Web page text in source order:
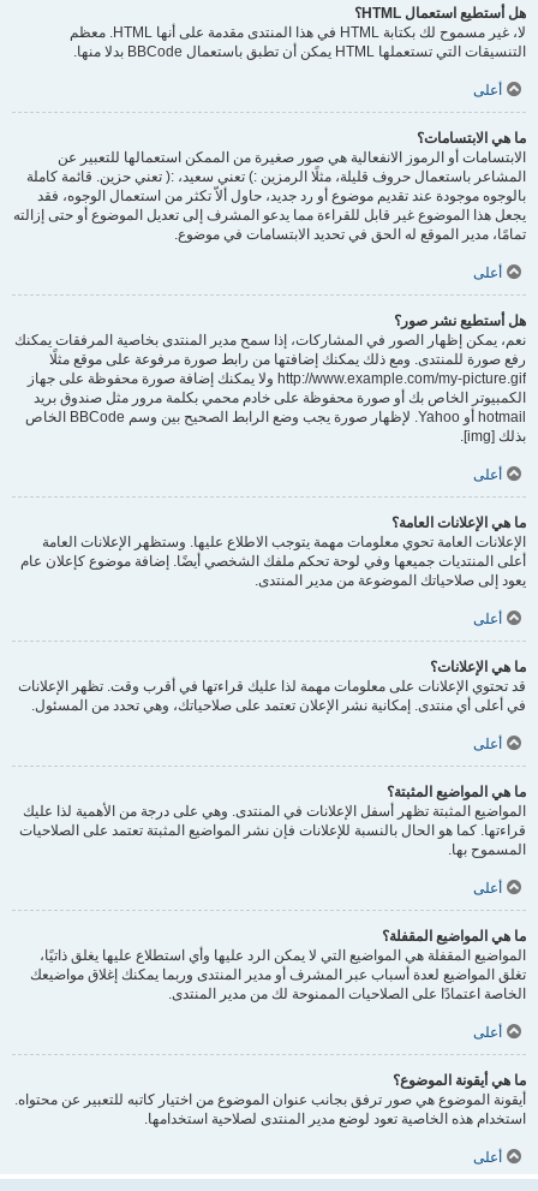
هل أستطيع استعمال HTML؟
لا، غير مسموح لك بكتابة HTML في هذا المنتدى مقدمة على أنها HTML. معظم
التنسيقات التي تستعملها HTML يمكن أن تطبق باستعمال BBCode بدلا منها.
أعلى
ما هي الابتسامات؟
الابتسامات أو الرموز الانفعالية هي صور صغيرة من الممكن استعمالها للتعبير عن
المشاعر باستعمال حروف قليلة، مثلًا الرمزين :) تعني سعيد، :( تعني حزين. قائمة كاملة
بالوجوه موجودة عند تقديم موضوع أو رد جديد، حاول ألاّ تكثر من استعمال الوجوه، فقد
يجعل هذا الموضوع غير قابل للقراءة مما يدعو المشرف إلى تعديل الموضوع أو حتى إزالته
تمامًا، مدير الموقع له الحق في تحديد الابتسامات في موضوع.
أعلى
هل أستطيع نشر صور؟
نعم، يمكن إظهار الصور في المشاركات، إذا سمح مدير المنتدى بخاصية المرفقات يمكنك
رفع صورة للمنتدى. ومع ذلك يمكنك إضافتها من رابط صورة مرفوعة على موقع مثلًا
http://www.example.com/my-picture.gif ولا يمكنك إضافة صورة محفوظة على جهاز
الكمبيوتر الخاص بك أو صورة محفوظة على خادم محمي بكلمة مرور مثل صندوق بريد
hotmail أو Yahoo. لإظهار صورة يجب وضع الرابط الصحيح بين وسم BBCode الخاص
بذلك [img].
أعلى
ما هي الإعلانات العامة؟
الإعلانات العامة تحوي معلومات مهمة يتوجب الاطلاع عليها. وستظهر الإعلانات العامة
أعلى المنتديات جميعها وفي لوحة تحكم ملفك الشخصي أيضًا. إضافة موضوع كإعلان عام
يعود إلى صلاحياتك الموضوعة من مدير المنتدى.
أعلى
ما هي الإعلانات؟
قد تحتوي الإعلانات على معلومات مهمة لذا عليك قراءتها في أقرب وقت. تظهر الإعلانات
في أعلى أي منتدى. إمكانية نشر الإعلان تعتمد على صلاحياتك، وهي تحدد من المسئول.
أعلى
ما هي المواضيع المثبتة؟
المواضيع المثبتة تظهر أسفل الإعلانات في المنتدى. وهي على درجة من الأهمية لذا عليك
قراءتها. كما هو الحال بالنسبة للإعلانات فإن نشر المواضيع المثبتة تعتمد على الصلاحيات
المسموح بها.
أعلى
ما هي المواضيع المقفلة؟
المواضيع المقفلة هي المواضيع التي لا يمكن الرد عليها وأي استطلاع عليها يغلق ذاتيًا،
تغلق المواضيع لعدة أسباب عبر المشرف أو مدير المنتدى وربما يمكنك إغلاق مواضيعك
الخاصة اعتمادًا على الصلاحيات الممنوحة لك من مدير المنتدى.
أعلى
ما هي أيقونة الموضوع؟
أيقونة الموضوع هي صور ترفق بجانب عنوان الموضوع من اختيار كاتبه للتعبير عن محتواه.
استخدام هذه الخاصية تعود لوضع مدير المنتدى لصلاحية استخدامها.
أعلى